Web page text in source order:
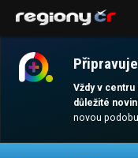
Vždy v
důležité
novou
AKTUALITY